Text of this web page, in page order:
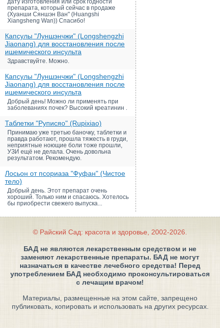
дату изготовления или срок годности
препарата, который сейчас в продаже
(Хуанши Сяншэн Ван" (Huangshi
Xiangsheng Wan)) Спасибо!
Капсулы "Луншэнчжи" (Longshengzhi
Jiaonang) для восстановления после
ишемического инсульта
Здравствуйте. Можно.
Капсулы "Луншэнчжи" (Longshengzhi
Jiaonang) для восстановления после
ишемического инсульта
Добрый день! Можно ли применять при
заболеваниях почек? Высокий креатинин .
Таблетки "Руписяо" (Rupixiao)
Принимаю уже третью баночку, таблетки и
правда работают, прошла тяжесть в груди,
неприятные ноющие боли тоже прошли,
УЗИ ещё не делала. Очень довольна
результатом. Рекомендую.
Лосьон от псориаза "Фуфан" (Чистое
тело)
Добрый день. Этот препарат очень
хороший. Только ним и спасаюсь. Хотелось
бы приобрести свежего выпуска...
© Райский Сад: красота и здоровье, 2002-2026.
БАД не являются лекарственным средством и не
заменяют лекарственные препараты. БАД не могут
назначаться в качестве лечебного средства! Перед
употреблением БАД необходимо проконсультироваться
с лечащим врачом!
Материалы, размещенные на этом сайте, запрещено
публиковать, копировать и использовать на других ресурсах.